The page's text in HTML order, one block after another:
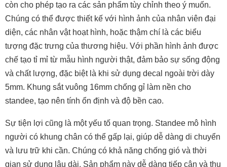
còn cho phép tạo ra các sản phẩm tùy chỉnh theo ý muốn.
Chúng có thể được thiết kế với hình ảnh của nhân viên đại
diện, các nhân vật hoạt hình, hoặc thậm chí là các biểu
tượng đặc trưng của thương hiệu. Với phần hình ảnh được
chế tạo tỉ mỉ từ mẫu hình người thật, đảm bảo sự sống động
và chất lượng, đặc biệt là khi sử dụng decal ngoài trời dày
5mm. Khung sắt vuông 16mm chống gỉ làm nền cho
standee, tạo nên tính ổn định và độ bền cao.
Sự tiện lợi cũng là một yếu tố quan trọng. Standee mô hình
người có khung chân có thể gấp lại, giúp dễ dàng di chuyển
và lưu trữ khi cần. Chúng có khả năng chống gió và thời
gian sử dụng lâu dài. Sản phẩm này dễ dàng tiếp cận và thu